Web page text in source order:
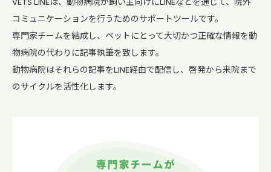
VETS LINEは、 動物病院が飼い主向けにLINEなどを通じて、
院外
コミュニケーションを行うためのサポートツールです。
専門家チームを結成し、 ペットにとって大切かつ正確な情報を動
物病院の代わりに記事執筆を致します。
動物病院はそれらの記事をLINE経由で配信し、 啓発から来院まで
のサイクルを活性化します。
専門家チームが